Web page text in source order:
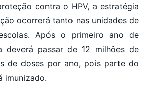
contra o HPV, a estratégia
ocorrerá tanto nas unidades de
Após o primeiro ano de
deverá passar de 12 milhões de
de doses por ano, pois parte do
imunizado.